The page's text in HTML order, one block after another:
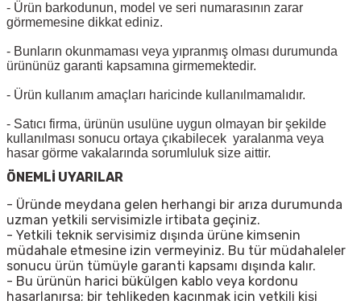
- Ürün barkodunun, model ve seri numarasının zarar
görmemesine dikkat ediniz.
- Bunların okunmaması veya yıpranmış olması durumunda
ürününüz garanti kapsamına girmemektedir.
- Ürün kullanım amaçları haricinde kullanılmamalıdır.
- Satıcı firma, ürünün usulüne uygun olmayan bir şekilde
kullanılması sonucu ortaya çıkabilecek yaralanma veya
hasar görme vakalarında sorumluluk size aittir.
ÖNEMLİ UYARILAR
- Üründe meydana gelen herhangi bir arıza durumunda
uzman yetkili servisimizle irtibata geçiniz.
- Yetkili teknik servisimiz dışında ürüne kimsenin
müdahale etmesine izin vermeyiniz. Bu tür müdahaleler
sonucu ürün tümüyle garanti kapsamı dışında kalır.
- Bu ürünün harici bükülgen kablo veya kordonu
hasarlanırsa; bir tehlikeden kaçınmak için yetkili kişi